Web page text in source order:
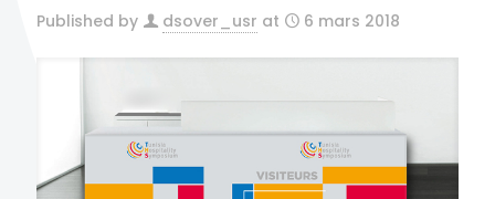
Published by dsover_usr at 6 mars 2018